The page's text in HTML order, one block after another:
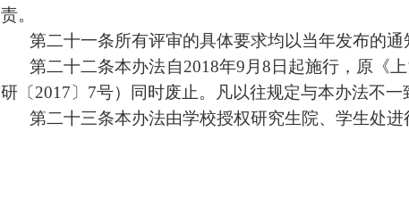
责。
第二十一条所有评审的具体要求均以当年发布的通
第二十二条本办法自2018年9 月8日起施行，原《
研〔2017〕 7号）同时废止。凡以往规定与本办法不一
第二十三条本办法由学校授权研究生院、学生处进